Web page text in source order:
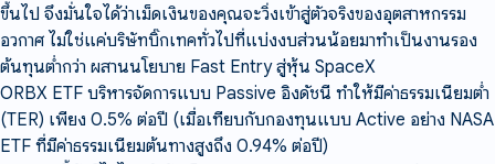
ขึ้นไป จึงมั่นใจได้ว่าเม็ดเงินของคุณจะวิ่งเข้าสู่ตัวจริงของอุตสาหกรรม
อวกาศ ไม่ใช่แค่บริษัทบิ๊กเทคทั่วไปที่แบ่งงบส่วนน้อยมาทำเป็นงานรอง
ต้นทุนต่ำกว่า ผสานนโยบาย Fast Entry สู่หุ้น SpaceX
ORBX ETF บริหารจัดการแบบ Passive อิงดัชนี ทำให้มีค่าธรรมเนียมต่ำ
(TER) เพียง 0.5% ต่อปี (เมื่อเทียบกับกองทุนแบบ Active อย่าง NASA
ETF ที่มีค่าธรรมเนียมต้นทางสูงถึง 0.94% ต่อปี)